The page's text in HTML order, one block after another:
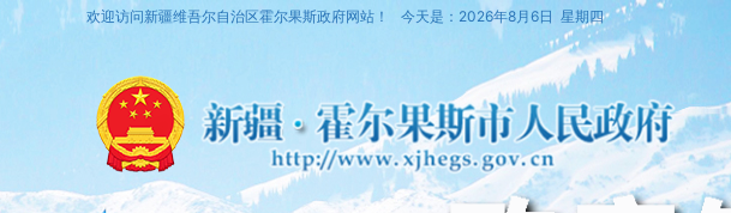
欢迎访问新疆维吾尔自治区霍尔果斯政府网站！ 今天是： 2026年8月6日 星期四